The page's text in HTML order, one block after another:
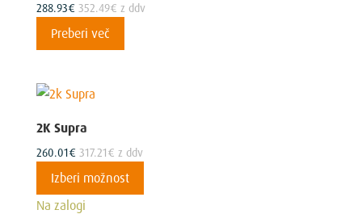
288.93€ 352.49€ z ddv
Preberi več
2K Supra
260.01€ 317.21€ z ddv
Izberi možnost
izdelek
Na zalogi